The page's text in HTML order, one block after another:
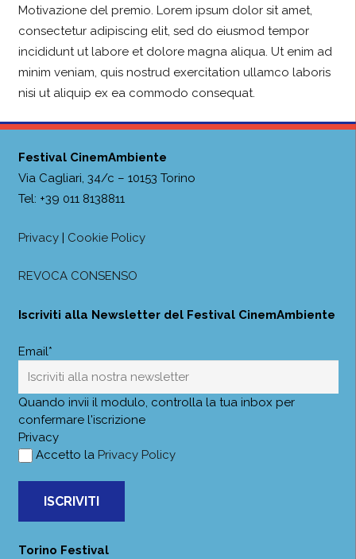
Motivazione del premio. Lorem ipsum dolor sit amet,
consectetur adipiscing elit, sed do eiusmod tempor
incididunt ut labore et dolore magna aliqua. Ut enim ad
minim veniam, quis nostrud exercitation ullamco laboris
nisi ut aliquip ex ea commodo consequat.
Festival CinemAmbiente
Via Cagliari, 34/c – 10153 Torino
Tel: +39 011 8138811
Privacy| Cookie Policy
REVOCA CONSENSO
Iscriviti alla Newsletter del Festival CinemAmbiente
Email*
Quando invii il modulo, controlla la tua inbox per
confermare l'iscrizione
Privacy
Accetto la Privacy Policy
ISCRIVITI
Torino Festival